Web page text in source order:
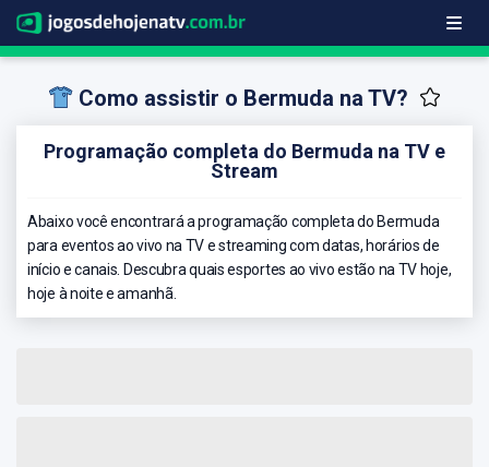
Como assistir o Bermuda na TV?
Programação completa do Bermuda na TV e
Stream
Abaixo você encontrará a programação completa do Bermuda
para eventos ao vivo na TV e streaming com datas, horários de
início e canais. Descubra quais esportes ao vivo estão na TV hoje,
hoje à noite e amanhã.